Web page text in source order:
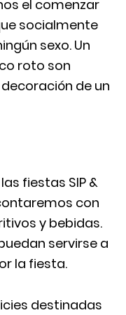
el comenzar
socialmente
sexo. Un
roto son
de un
fiestas SIP &
con
y bebidas.
servirse a
la fiesta.
destinadas